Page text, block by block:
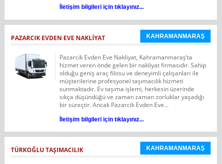
İletişim bilgileri için tıklayınız...
PAZARCIK EVDEN EVE NAKLİYAT KAHRAMANMARAŞ
Pazarcik Evden Eve Nakliyat, Kahramanmaraş‘ta
hizmet veren önde gelen bir nakliyat firmasıdır. Sahip
olduğu geniş araç filosu ve deneyimli çalışanları ile
müşterilerine profesyonel taşımacılık hizmeti
sunmaktadır. Ev taşıma işlemi, herkesin üzerinde
sıkça düşündüğü ve zaman zaman zorluklar yaşadığı
bir süreçtir. Ancak Pazarcik Evden Eve...
İletişim bilgileri için tıklayınız...
TÜRKOĞLU TAŞIMACILIK KAHRAMANMARAŞ